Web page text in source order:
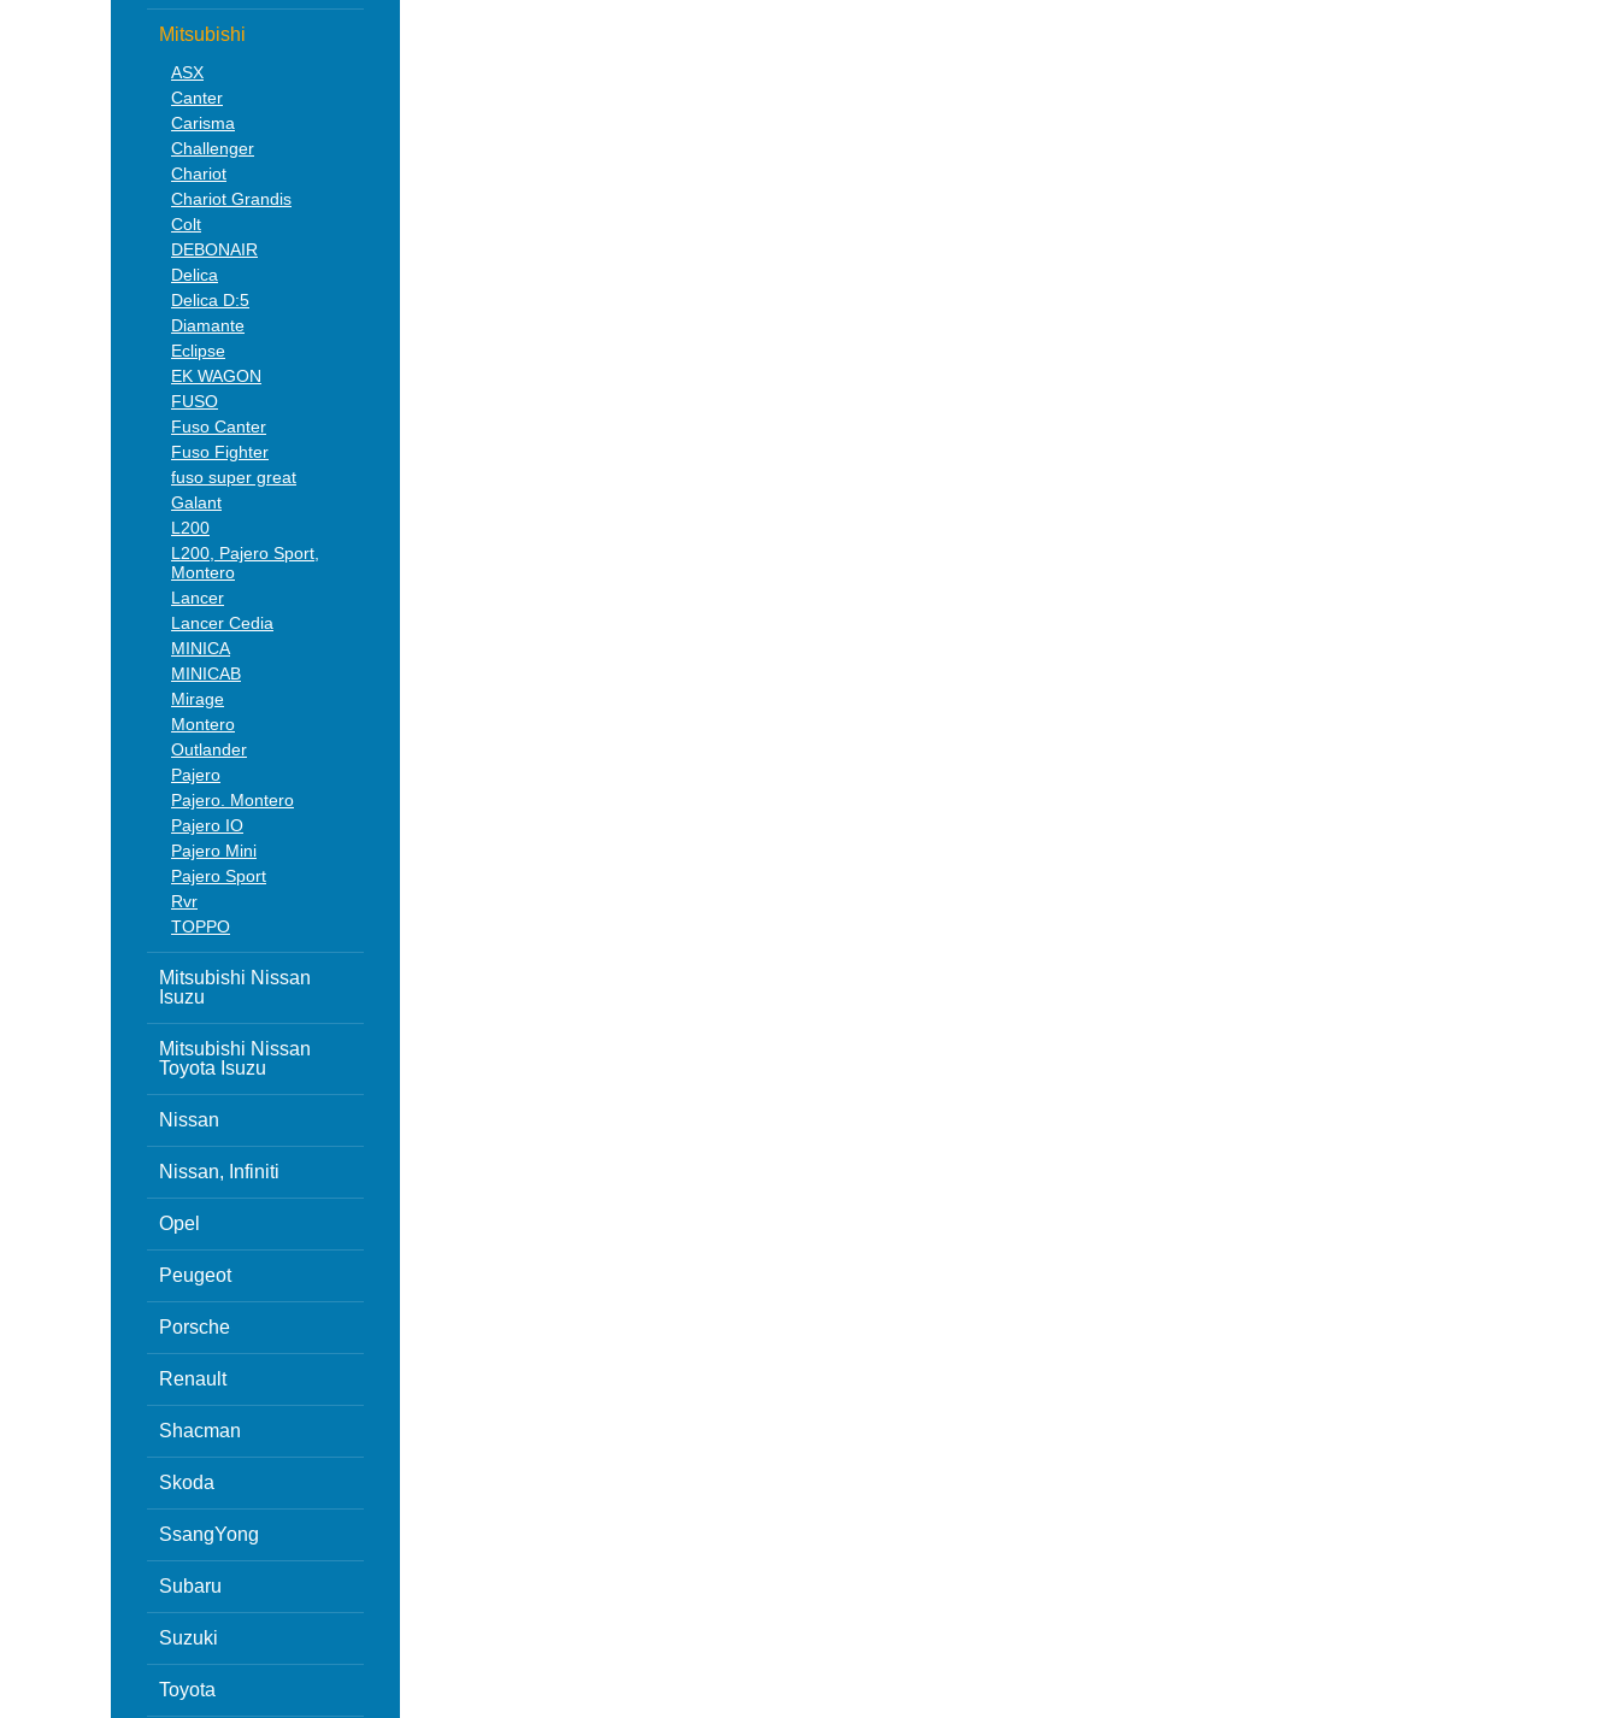
Mitsubishi
ASX
Canter
Carisma
Challenger
Chariot
Chariot Grandis
Colt
DEBONAIR
Delica
Delica D:5
Diamante
Eclipse
EK WAGON
FUSO
Fuso Canter
Fuso Fighter
fuso super great
Galant
L200
L200, Pajero Sport,
Montero
Lancer
Lancer Cedia
MINICA
MINICAB
Mirage
Montero
Outlander
Pajero
Pajero. Montero
Pajero IO
Pajero Mini
Pajero Sport
Rvr
TOPPO
Mitsubishi Nissan
Isuzu
Mitsubishi Nissan
Toyota Isuzu
Nissan
Nissan, Infiniti
Opel
Peugeot
Porsche
Renault
Shacman
Skoda
SsangYong
Subaru
Suzuki
Toyota